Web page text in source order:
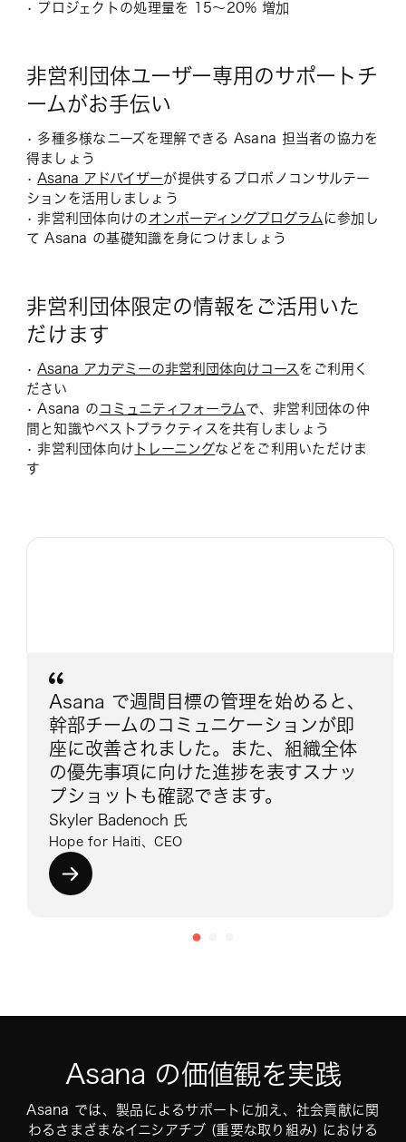
• プロジェクトの処理量を 15～20% 増加
非営利団体ユーザー専用のサポートチ
ームがお手伝い
• 多種多様なニーズを理解できる Asana 担当者の協力を
得ましょう
•Asana アドバイザーが提供するプロボノコンサルテー
ションを活用しましょう
• 非営利団体向けの オンボーディングプログラム に参加し
て Asana の基礎知識を身につけましょう
非営利団体限定の情報をご活用いた
だけます
•Asana アカデミーの非営利団体向けコース をご利用く
ださい
• Asana の コミュニティフォーラム で、非営利団体の仲
間と知識やベストプラクティスを共有しましょう
• 非営利団体向け トレーニングなどをご利用いただけま
す
Asana で週間目標の管理を始めると、
幹部チームのコミュニケーションが即
座に改善されました。また、組織全体
の優先事項に向けた進捗を表すスナッ
プショットも確認できます。
Skyler Badenoch 氏
Hope for Haiti、CEO
Asana の価値観を実践
Asana では、製品によるサポートに加え、社会貢献に関
わるさまざまなイニシアチブ (重要な取り組み) における